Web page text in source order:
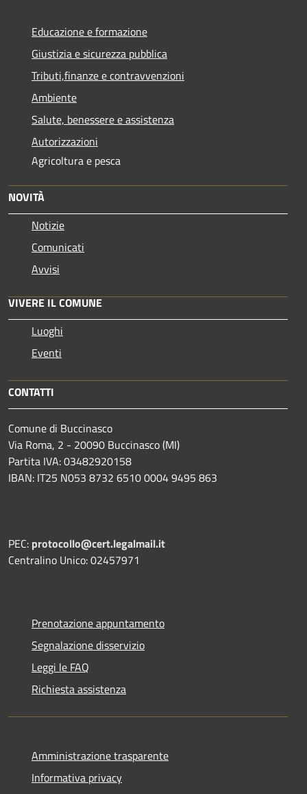
Educazione e formazione
Giustizia e sicurezza pubblica
Tributi,finanze e contravvenzioni
Ambiente
Salute, benessere e assistenza
Autorizzazioni
Agricoltura e pesca
NOVITÀ
Notizie
Comunicati
Avvisi
VIVERE IL COMUNE
Luoghi
Eventi
CONTATTI
Comune di Buccinasco
Via Roma, 2 - 20090 Buccinasco (MI)
Partita IVA: 03482920158
IBAN: IT25 N053 8732 6510 0004 9495 863
PEC: protocollo@cert.legalmail.it
Centralino Unico: 02457971
Prenotazione appuntamento
Segnalazione disservizio
Leggi le FAQ
Richiesta assistenza
Amministrazione trasparente
Informativa privacy